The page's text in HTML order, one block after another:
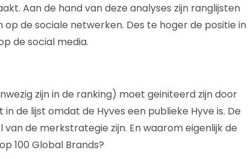
Aan de hand van deze analyses zijn ranglijsten
de sociale netwerken. Des te hoger de positie in
de social media.
zijn in de ranking) moet geiniteerd zijn door
de lijst omdat de Hyves een publieke Hyve is. De
de merkstrategie zijn. En waarom eigenlijk de
100 Global Brands?